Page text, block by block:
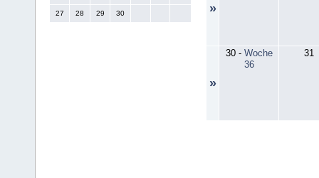
27 28 29 30 »
»
30- Woche
36
31